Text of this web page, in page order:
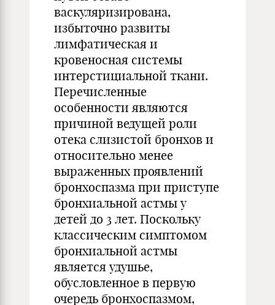
васкуляризирована,
избыточно развиты
лимфатическая и
кровеносная системы
интерстициальной ткани.
Перечисленные
особенности являются
причиной ведущей роли
отека слизистой бронхов и
относительно менее
выраженных проявлений
бронхоспазма при приступе
бронхиальной астмы у
детей до 3 лет. Поскольку
классическим симптомом
бронхиальной астмы
является удушье,
обусловленное в первую
очередь бронхоспазмом,